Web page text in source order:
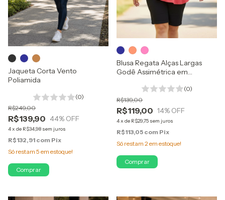
Jaqueta Corta Vento
Poliamida
(0)
R$139,90
R$249,00
44% OFF
4x de R$34,98 sem juros
R$132,91 com Pix
Só restam 5 em estoque!
Comprar
Blusa Regata Alças Largas
Godê Assimétrica em
(0)
R$119,00
R$139,00
14% OFF
4x de R$29,75 sem juros
R$113,05 com Pix
Só restam 2 em estoque!
Comprar